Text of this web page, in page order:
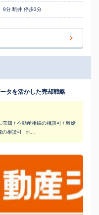
8分 駒井 停歩3分
タを活かした売却戦略
売却 / 不動産相続の相談可 / 離婚
の相談可
他...